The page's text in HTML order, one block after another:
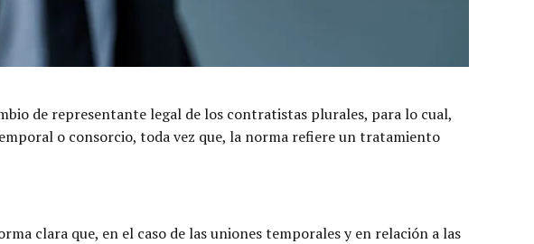
de representante legal de los contratistas plurales, para lo cual,
o consorcio, toda vez que, la norma refiere un tratamiento
clara que, en el caso de las uniones temporales y en relación a las